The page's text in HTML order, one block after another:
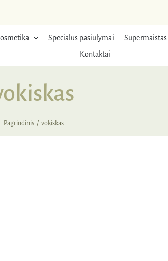
Specialūs pasiūlymai Supermaistas
Kontaktai
Pagrindinis vokiskas